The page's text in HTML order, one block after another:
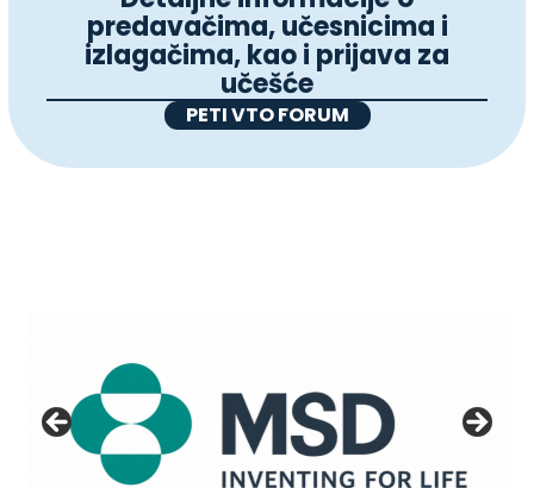
predavačima, učesnicima i
izlagačima, kao i prijava za
učešće
PETI VTO FORUM